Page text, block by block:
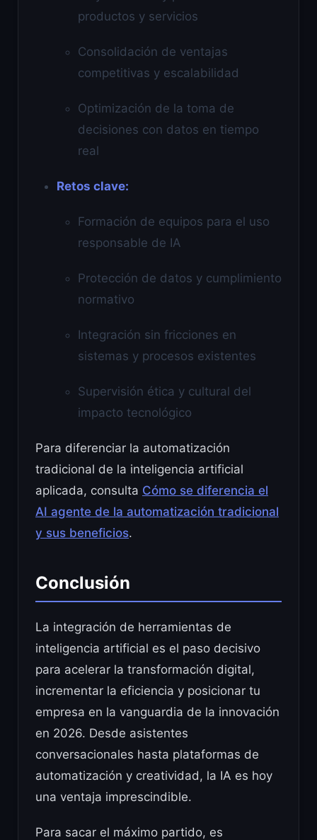
productos y servicios
Consolidación de ventajas
competitivas y escalabilidad
Optimización de la toma de
decisiones con datos en tiempo
real
Retos clave:
Formación de equipos para el uso
responsable de IA
Protección de datos y cumplimiento
normativo
Integración sin fricciones en
sistemas y procesos existentes
Supervisión ética y cultural del
impacto tecnológico
Para diferenciar la automatización
tradicional de la inteligencia artificial
aplicada, consulta Cómo se diferencia el
AI agente de la automatización tradicional
y sus beneficios.
Conclusión
La integración de herramientas de
inteligencia artificial es el paso decisivo
para acelerar la transformación digital,
incrementar la eficiencia y posicionar tu
empresa en la vanguardia de la innovación
en 2026. Desde asistentes
conversacionales hasta plataformas de
automatización y creatividad, la IA es hoy
una ventaja imprescindible.
Para sacar el máximo partido, es